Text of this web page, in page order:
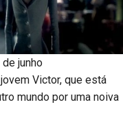
junho
Victor, que está
mundo por uma noiva